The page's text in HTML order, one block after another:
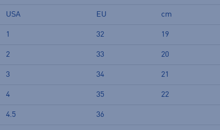
USA EU cm
1 32 19
2 33 20
3 34 21
4 35 22
4.5 36